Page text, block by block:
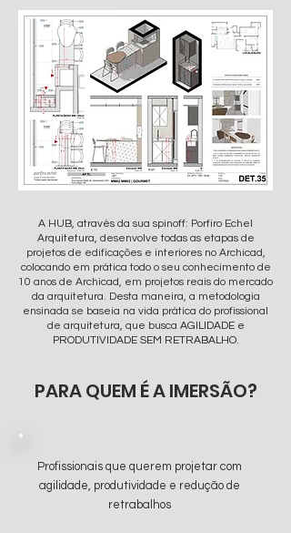
A HUB, através da sua spinoff: Porfiro Echel
Arquitetura, desenvolve todas as etapas de
projetos de edificações e interiores no Archicad,
colocando em prática todo o seu conhecimento de
10 anos de Archicad, em projetos reais do mercado
da arquitetura. Desta maneira, a metodologia
ensinada se baseia na vida prática do profissional
de arquitetura, que busca AGILIDADE e
PRODUTIVIDADE SEM RETRABALHO.
PARA QUEM É A IMERSÃO?
Profissionais que querem projetar com
agilidade, produtividade e redução de
retrabalhos